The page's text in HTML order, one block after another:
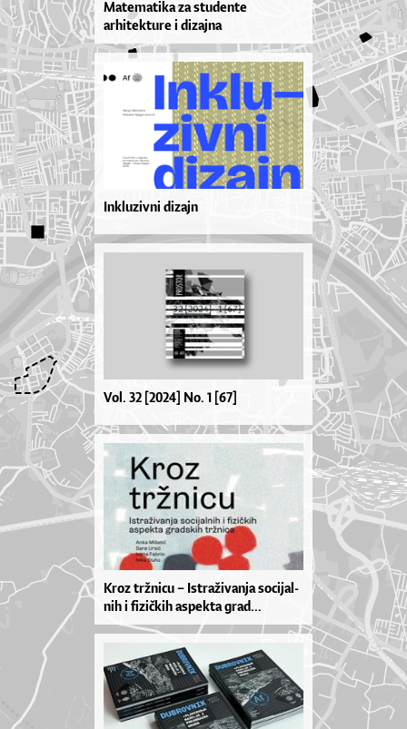
Matematika za studente
arhitekture i dizajna
Inkluzivni dizajn
Vol. 32 [2024] No. 1 [67]
Kroz tr­žni­cu – Is­tra­ži­van­ja so­ci­jal­
nih i fi­zi­čkih as­pek­ta gra­d...